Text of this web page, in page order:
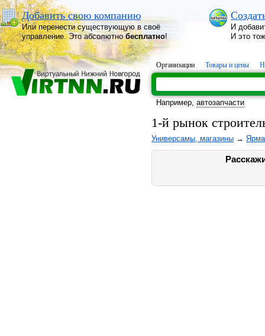
Добавить свою компанию
Или перенести существующую в своё
управление. Это абсолютнобесплатно!
И
И это
Организации Товары и цены
Например, автозапчасти
1-й рынок
Универсамы, магазины →